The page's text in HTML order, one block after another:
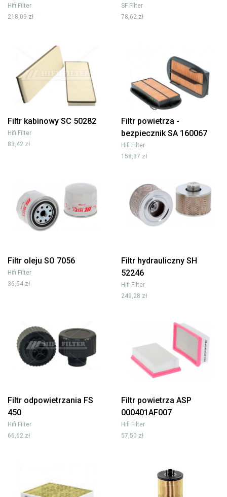
Hifi Filter
218,09 zł
SF Filter
78,62 zł
Filtr kabinowy SC 50282
Hifi Filter
83,42 zł
Filtr powietrza -
bezpiecznik SA 160067
Hifi Filter
158,37 zł
Filtr oleju SO 7056
Hifi Filter
36,54 zł
Filtr hydrauliczny SH
52246
Hifi Filter
249,28 zł
Filtr odpowietrzania FS
450
Hifi Filter
66,62 zł
Filtr powietrza ASP
000401AF007
Hifi Filter
57,50 zł